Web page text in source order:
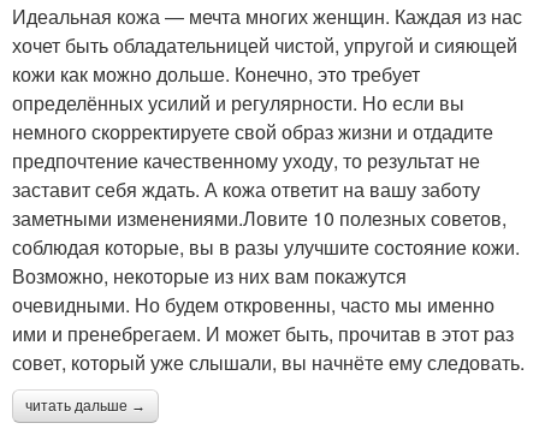
Идеальная кожа — мечта многих женщин. Каждая из нас
хочет быть обладательницей чистой, упругой и сияющей
кожи как можно дольше. Конечно, это требует
определённых усилий и регулярности. Но если вы
немного скорректируете свой образ жизни и отдадите
предпочтение качественному уходу, то результат не
заставит себя ждать. А кожа ответит на вашу заботу
заметными изменениями.Ловите 10 полезных советов,
соблюдая которые, вы в разы улучшите состояние кожи.
Возможно, некоторые из них вам покажутся
очевидными. Но будем откровенны, часто мы именно
ими и пренебрегаем. И может быть, прочитав в этот раз
совет, который уже слышали, вы начнёте ему следовать.
читать дальше →